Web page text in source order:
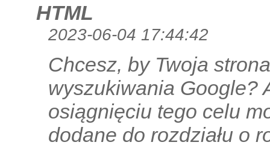
HTML
2023-06-04 17:44:42
Chcesz, by Twoja
wyszukiwania Google?
osiągnięciu tego celu
dodane do rozdziału o